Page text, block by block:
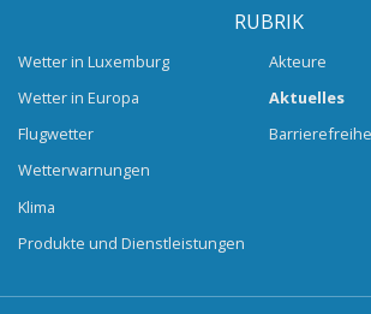
RUBRIK
Wetter in Luxemburg
Wetter in Europa
Flugwetter
Wetterwarnungen
Klima
Produkte und Dienstleistungen
Akteure
Aktuelles